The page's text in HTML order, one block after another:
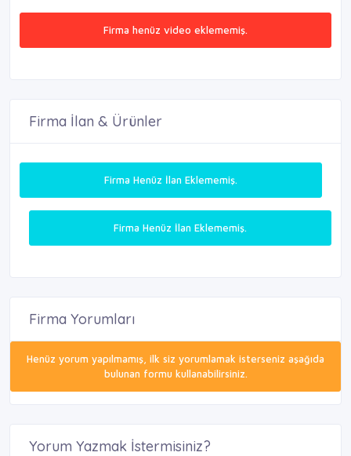
Firma henüz video eklememiş.
Firma İlan & Ürünler
Firma Henüz İlan Eklememiş.
Firma Henüz İlan Eklememiş.
Firma Yorumları
Henüz yorum yapılmamış, ilk siz yorumlamak isterseniz aşağıda
bulunan formu kullanabilirsiniz.
Yorum Yazmak İstermisiniz?